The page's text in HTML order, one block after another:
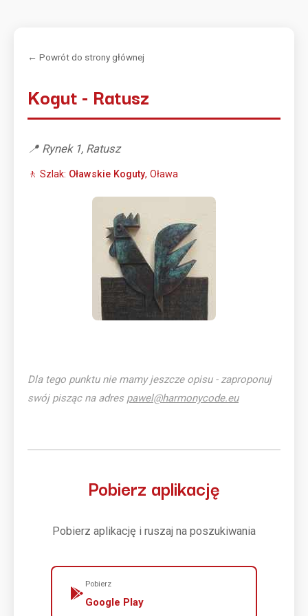
← Powrót do strony głównej
Kogut - Ratusz
📍 Rynek 1, Ratusz
🚶 Szlak: Oławskie Koguty, Oława
Dla tego punktu nie mamy jeszcze opisu - zaproponuj
swój pisząc na adres pawel@harmonycode.eu
Pobierz aplikację
Pobierz aplikację i ruszaj na poszukiwania
Pobierz
Google Play